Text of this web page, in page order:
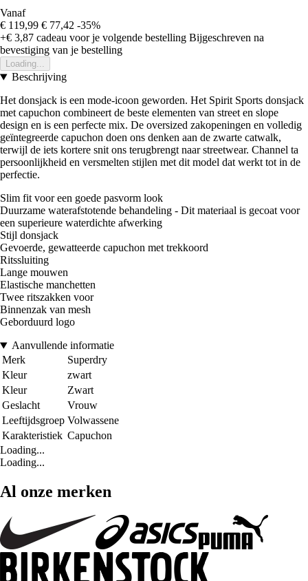
Vanaf
€ 119,99 € 77,42 -35%
+€ 3,87 cadeau voor je volgende bestelling Bijgeschreven na
bevestiging van je bestelling
Loading...
Beschrijving
Het donsjack is een mode-icoon geworden. Het Spirit Sports donsjack
met capuchon combineert de beste elementen van street en slope
design en is een perfecte mix. De oversized zakopeningen en volledig
geïntegreerde capuchon doen ons denken aan de zwarte catwalk,
terwijl de iets kortere snit ons terugbrengt naar streetwear. Channel ta
persoonlijkheid en versmelten stijlen met dit model dat werkt tot in de
perfectie.
Slim fit voor een goede pasvorm look
Duurzame waterafstotende behandeling - Dit materiaal is gecoat voor
een superieure waterdichte afwerking
Stijl donsjack
Gevoerde, gewatteerde capuchon met trekkoord
Ritssluiting
Lange mouwen
Elastische manchetten
Twee ritszakken voor
Binnenzak van mesh
Geborduurd logo
Aanvullende informatie
Merk
Superdry
Kleur
zwart
Kleur
Zwart
Geslacht
Vrouw
Leeftijdsgroep Volwassene
Karakteristiek Capuchon
Loading...
Loading...
Al onze merken